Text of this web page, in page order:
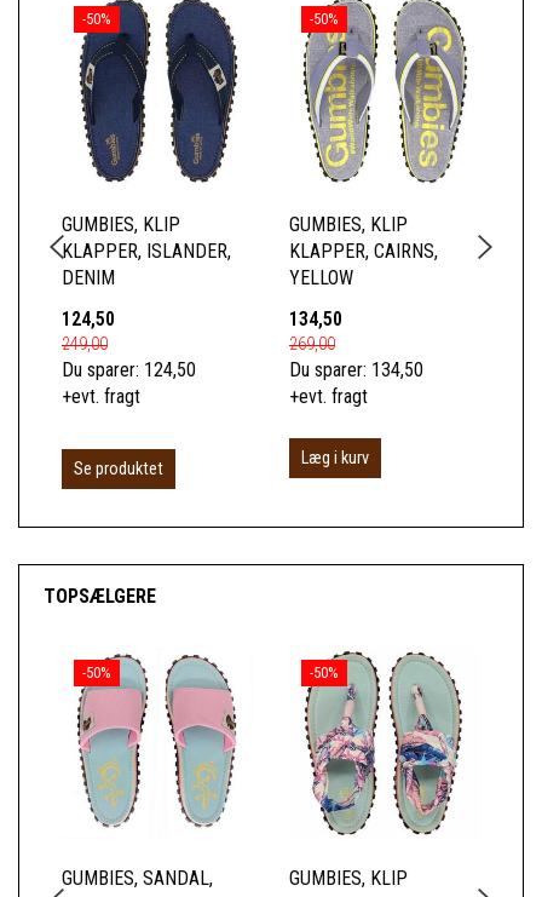
-50%
GUMBIES, KLIP
KLAPPER, ISLANDER,
DENIM
124,50
249,00
Du sparer: 124,50
+evt. fragt
Se produktet
-50%
GUMBIES, KLIP
KLAPPER, CAIRNS,
YELLOW
134,50
269,00
Du sparer: 134,50
+evt. fragt
Læg i kurv
TOPSÆLGERE
-50%
GUMBIES, SANDAL,
-50%
GUMBIES, KLIP